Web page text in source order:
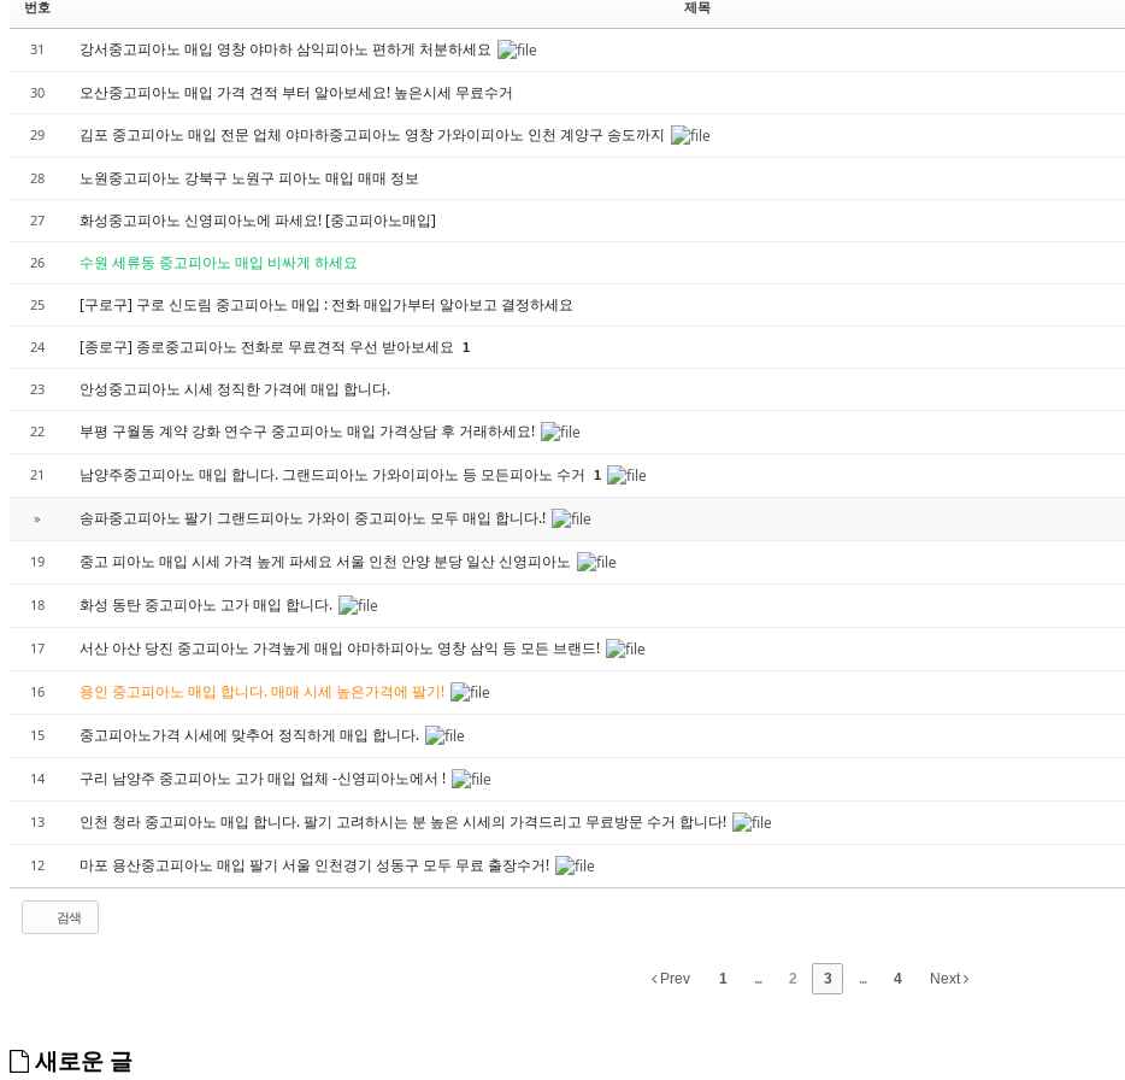
번호 제목
31 강서중고피아노 매입 영창 야마하 삼익피아노 편하게 처분하세요
30 오산중고피아노 매입 가격 견적 부터 알아보세요! 높은시세 무료수거
29 김포 중고피아노 매입 전문 업체 야마하중고피아노 영창 가와이피아노 인천 계양구 송도까지
28 노원중고피아노 강북구 노원구 피아노 매입 매매 정보
27 화성중고피아노 신영피아노에 파세요! [중고피아노매입]
26 수원 세류동 중고피아노 매입 비싸게 하세요
25 [구로구] 구로 신도림 중고피아노 매입 : 전화 매입가부터 알아보고 결정하세요
24 [종로구] 종로중고피아노 전화로 무료견적 우선 받아보세요 1
23 안성중고피아노 시세 정직한 가격에 매입 합니다.
22 부평 구월동 계약 강화 연수구 중고피아노 매입 가격상담 후 거래하세요!
21 남양주중고피아노 매입 합니다. 그랜드피아노 가와이피아노 등 모든피아노 수거 1
» 송파중고피아노 팔기 그랜드피아노 가와이 중고피아노 모두 매입 합니다.!
19 중고 피아노 매입 시세 가격 높게 파세요 서울 인천 안양 분당 일산 신영피아노
18 화성 동탄 중고피아노 고가 매입 합니다.
17 서산 아산 당진 중고피아노 가격높게 매입 야마하피아노 영창 삼익 등 모든 브랜드!
16 용인 중고피아노 매입 합니다. 매매 시세 높은가격에 팔기!
15 중고피아노가격 시세에 맞추어 정직하게 매입 합니다.
14 구리 남양주 중고피아노 고가 매입 업체 -신영피아노에서 !
13 인천 청라 중고피아노 매입 합니다. 팔기 고려하시는 분 높은 시세의 가격드리고 무료방문 수거 합니다!
12 마포 용산중고피아노 매입 팔기 서울 인천경기 성동구 모두 무료 출장수거!
검색
Prev 1 ... 2 3 ... 4 Next
새로운 글